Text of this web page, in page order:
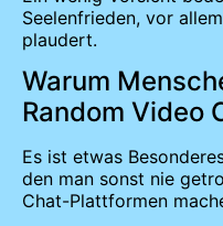
Seelenfrieden, vor
plaudert.
Warum
Random Video
Es ist etwas
den man sonst nie
Chat-Plattformen